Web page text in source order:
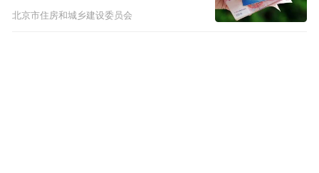
北京市住房和城乡建设委员会